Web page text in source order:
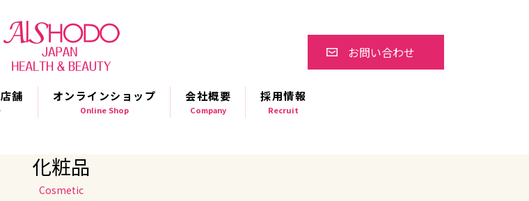
お問い合わせ
舗 オンラインショップ
Online Shop
会社概要
Company
採用情報
Recruit
化粧品
Cosmetic